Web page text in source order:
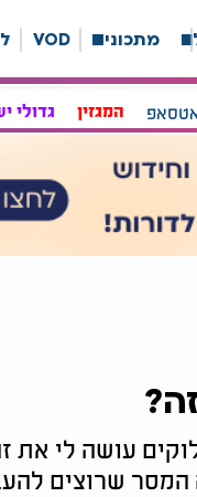
מתכונים VOD
המגזין גדולי
עושה לי את
שרוצים